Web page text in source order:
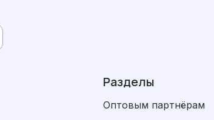
Разделы
Оптовым партнёрам